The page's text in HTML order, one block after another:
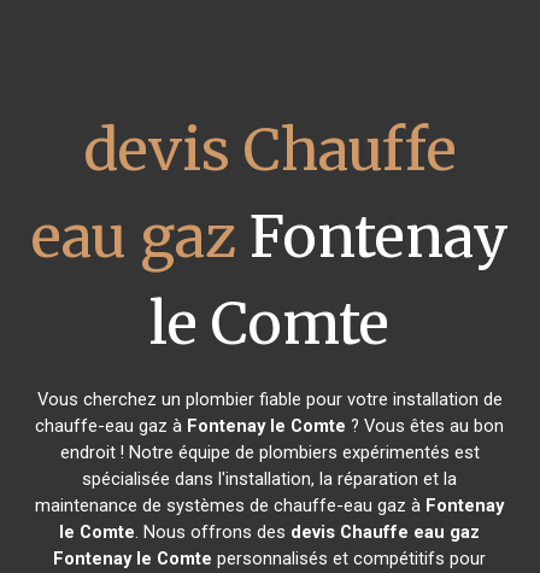
devis Chauffe
eau gaz Fontenay
le Comte
Vous cherchez un plombier fiable pour votre installation de
chauffe-eau gaz à Fontenay le Comte ? Vous êtes au bon
endroit ! Notre équipe de plombiers expérimentés est
spécialisée dans l'installation, la réparation et la
maintenance de systèmes de chauffe-eau gaz à Fontenay
le Comte. Nous offrons des devis Chauffe eau gaz
Fontenay le Comte personnalisés et compétitifs pour